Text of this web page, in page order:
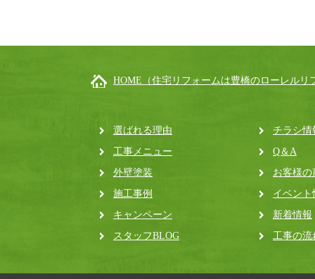
HOME（住宅リフォームは豊橋のローレルリ
選ばれる理由
工事メニュー
外壁塗装
施工事例
キャンペーン
スタッフBLOG
チラシ情
Q＆A
お客様の
イベント
新着情報
工事の流